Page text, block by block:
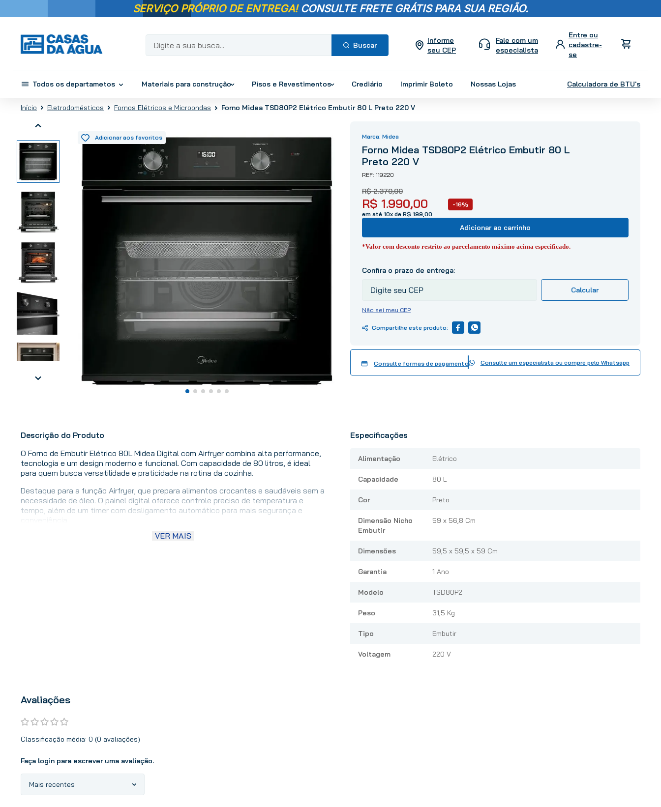
SERVIÇO PRÓPRIO DE ENTREGA! CONSULTE FRETE GRÁTIS PARA SUA REGIÃO.
Digite a sua busca...
Informe
seu CEP
Fale com um
especialista
Todos os departametos Materiais para construção Pisos e Revestimentos Crediário Imprimir Boleto Nossas Lojas Calculadora de BTU's
Eletrodomésticos Fornos Elétricos e Microondas Forno Midea TSD80P2 Elétrico Embutir 80 L Preto 220 V
Midea
Forno Midea TSD80P2 Elétrico Embutir 80 L
Preto 220 V
119220
R$ 1.990,00
R$ 2.370,00
-16%
em até 10x de R$ 199,00
Adicionar ao carrinho
*Valor com desconto restrito ao parcelamento máximo acima especificado.
Não sei meu CEP
Consulte formas de pagamento Consulte um especialista ou compre pelo Whatsapp
Descrição do Produto
O Forno de Embutir Elétrico 80L Midea Digital com Airfryer combina alta performance,
tecnologia e um design moderno e funcional. Com capacidade de 80 litros, é ideal
para quem busca versatilidade e praticidade na rotina da cozinha.
Destaque para a função Airfryer, que prepara alimentos crocantes e saudáveis sem a
necessidade de óleo. O painel digital oferece controle preciso de temperatura e
tempo, além de um timer com desligamento automático para mais segurança e
conveniência.
O modelo conta com 8 funções de preparo, incluindo airfryer, convencional,
VER MAIS
Especificações
Alimentação Elétrico
Capacidade 80 L
Cor Preto
Dimensão Nicho
Embutir
59 x 56,8 Cm
Dimensões 59,5 x 59,5 x 59 Cm
Garantia 1 Ano
Modelo TSD80P2
Peso 31,5 Kg
Tipo Embutir
Voltagem 220 V
Avaliações
Classificação média: 0 (0 avaliações)
Faça login para escrever uma avaliação.
Mais recentes
Termos mais
2 º
porcelanato
4º
revestimento
vaso sanitário
chuveiro
7º